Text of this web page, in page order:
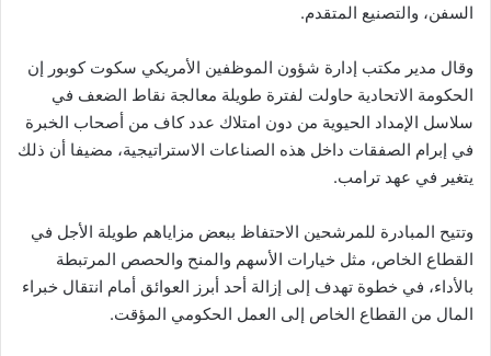
السفن، والتصنيع المتقدم.
وقال مدير مكتب إدارة شؤون الموظفين الأمريكي سكوت كوبور إن
الحكومة الاتحادية حاولت لفترة طويلة معالجة نقاط الضعف في
سلاسل الإمداد الحيوية من دون امتلاك عدد كاف من أصحاب الخبرة
في إبرام الصفقات داخل هذه الصناعات الاستراتيجية، مضيفا أن ذلك
يتغير في عهد ترامب.
وتتيح المبادرة للمرشحين الاحتفاظ ببعض مزاياهم طويلة الأجل في
القطاع الخاص، مثل خيارات الأسهم والمنح والحصص المرتبطة
بالأداء، في خطوة تهدف إلى إزالة أحد أبرز العوائق أمام انتقال خبراء
المال من القطاع الخاص إلى العمل الحكومي المؤقت.